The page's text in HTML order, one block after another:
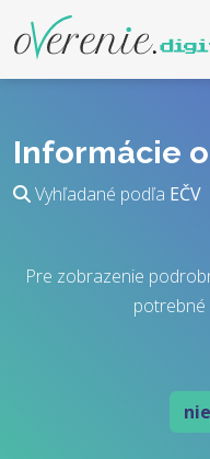
Informácie o
Vyhľadané podľa EČV
Pre zobrazenie
potrebné